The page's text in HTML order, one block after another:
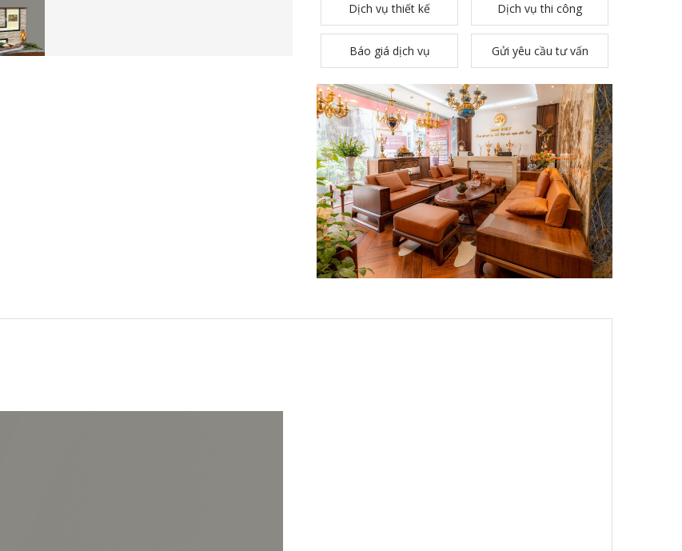
Dịch vụ thiết kế Dịch vụ thi công
Báo giá dịch vụ Gửi yêu cầu tư vấn